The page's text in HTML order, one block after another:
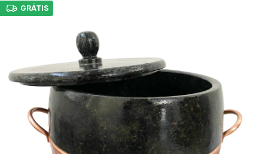
GRÁTIS